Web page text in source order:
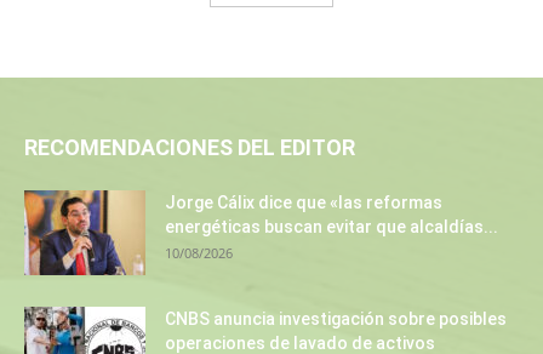
RECOMENDACIONES DEL EDITOR
Jorge Cálix dice que «las reformas
energéticas buscan evitar que alcaldías...
10/08/2026
CNBS anuncia investigación sobre posibles
operaciones de lavado de activos